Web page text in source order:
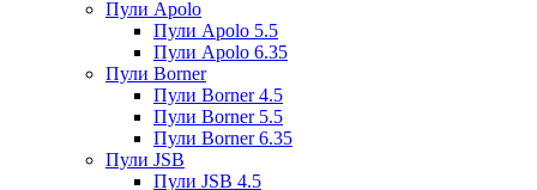
Пули Apolo
Пули Apolo 5.5
Пули Apolo 6.35
Пули Borner
Пули Borner 4.5
Пули Borner 5.5
Пули Borner 6.35
Пули JSB
Пули JSB 4.5